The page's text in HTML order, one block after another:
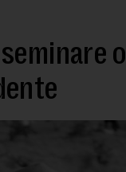
o